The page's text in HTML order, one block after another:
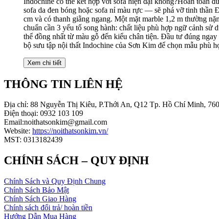
Xem chi tiết
THÔNG TIN LIÊN HỆ
Địa chỉ: 88 Nguyễn Thị Kiêu, P.Thới An, Q12 Tp. Hồ Chí Minh,
Điện thoại: 0932 103 109
Email:noithatsonkim@gmail.com
Website: https://noithatsonkim.vn/
MST: 0313182439
CHÍNH SÁCH – QUY ĐỊNH
Chính Sách và Quy Định Chung
Chính Sách Bảo Mật
Chính Sách Giao Hàng
Chính sách đổi trả/ hoàn tiền
Hướng Dẫn Mua Hàng